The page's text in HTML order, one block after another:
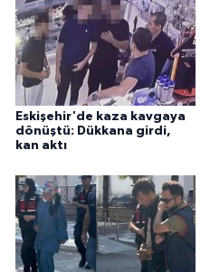
Eskişehir'de kaza kavgaya
dönüştü: Dükkana girdi,
kan aktı